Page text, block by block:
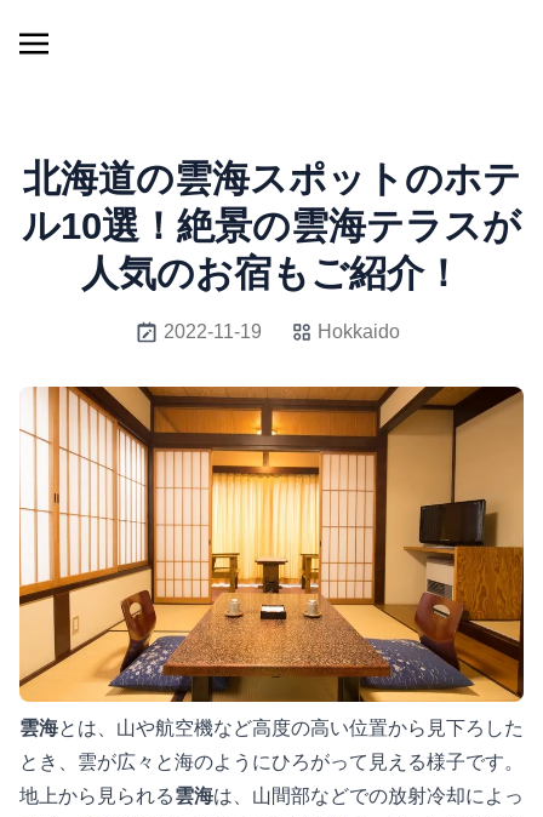
北海道の雲海スポットのホテ
ル10選！絶景の雲海テラスが
人気のお宿もご紹介！
2022-11-19 Hokkaido
雲海とは、山や航空機など高度の高い位置から見下ろした
とき、雲が広々と海のようにひろがって見える様子です。
地上から見られる雲海は、山間部などでの放射冷却によっ